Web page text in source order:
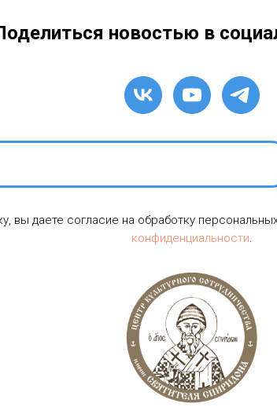
новостью в
вы даете согласие на обработку
конфиденциальности.